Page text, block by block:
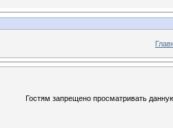
Гостям запрещено просматривать